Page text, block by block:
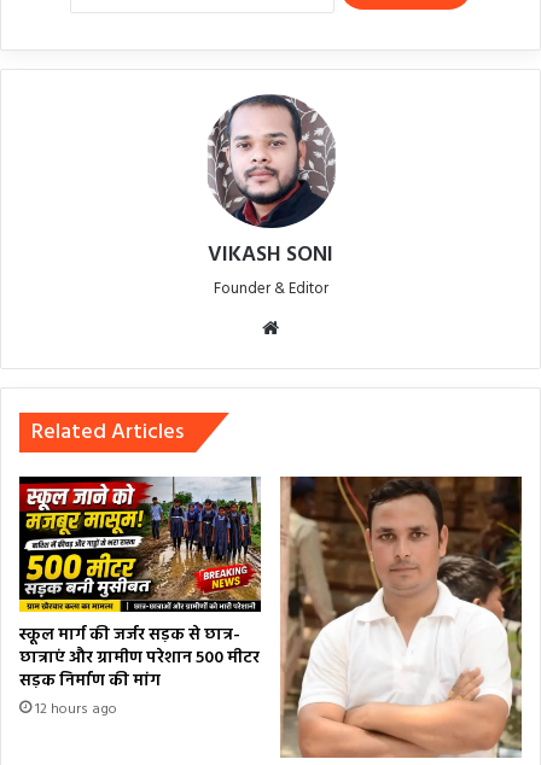
VIKASH SONI
Founder & Editor
Related Articles
स्कूल मार्ग की जर्जर सड़क से छात्र-
छात्राएं और ग्रामीण परेशान 500 मीटर
सड़क निर्माण की मांग
12 hours ago